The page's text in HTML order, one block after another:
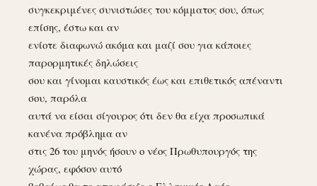
συγκεκριμένες συνιστώσες του κόμματος σου, όπως
επίσης, έστω και αν
ενίοτε διαφωνώ ακόμα και μαζί σου για κάποιες
παρορμητικές δηλώσεις
σου και γίνομαι καυστικός έως και επιθετικός απέναντι
σου, παρόλα
αυτά να είσαι σίγουρος ότι δεν θα είχα προσωπικά
κανένα πρόβλημα αν
στις 26 του μηνός ήσουν ο νέος Πρωθυπουργός της
χώρας, εφόσον αυτό